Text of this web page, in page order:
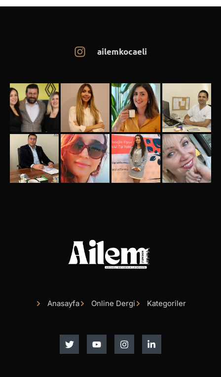
ailemkocaeli
Anasayfa Online Dergi Kategoriler